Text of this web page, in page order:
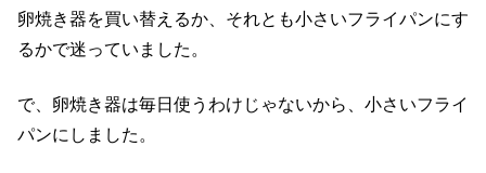
卵焼き器を買い替えるか、それとも小さいフライパンにす
るかで迷っていました。
で、卵焼き器は毎日使うわけじゃないから、小さいフライ
パンにしました。